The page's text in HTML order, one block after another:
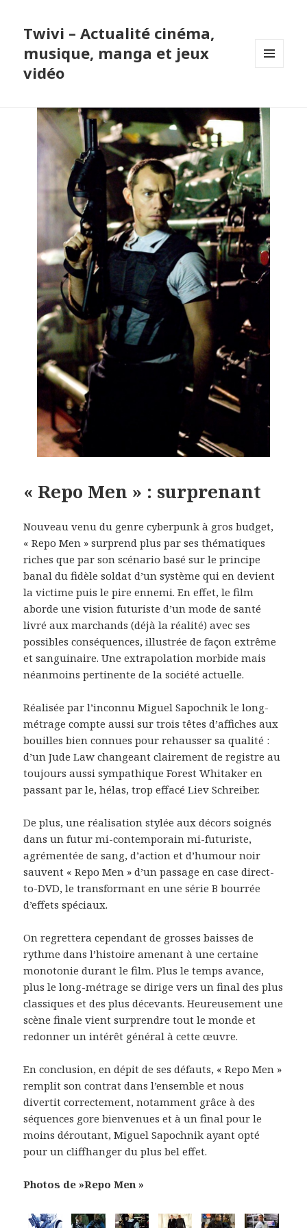
Twivi – Actualité cinéma,
musique, manga et jeux
vidéo
« Repo Men » : surprenant
Nouveau venu du genre cyberpunk à gros budget,
« Repo Men » surprend plus par ses thématiques
riches que par son scénario basé sur le principe
banal du fidèle soldat d’un système qui en devient
la victime puis le pire ennemi. En effet, le film
aborde une vision futuriste d’un mode de santé
livré aux marchands (déjà la réalité) avec ses
possibles conséquences, illustrée de façon extrême
et sanguinaire. Une extrapolation morbide mais
néanmoins pertinente de la société actuelle.
Réalisée par l’inconnu Miguel Sapochnik le long-
métrage compte aussi sur trois têtes d’affiches aux
bouilles bien connues pour rehausser sa qualité :
d’un Jude Law changeant clairement de registre au
toujours aussi sympathique Forest Whitaker en
passant par le, hélas, trop effacé Liev Schreiber.
De plus, une réalisation stylée aux décors soignés
dans un futur mi-contemporain mi-futuriste,
agrémentée de sang, d’action et d’humour noir
sauvent « Repo Men » d’un passage en case direct-
to-DVD, le transformant en une série B bourrée
d’effets spéciaux.
On regrettera cependant de grosses baisses de
rythme dans l’histoire amenant à une certaine
monotonie durant le film. Plus le temps avance,
plus le long-métrage se dirige vers un final des plus
classiques et des plus décevants. Heureusement une
scène finale vient surprendre tout le monde et
redonner un intérêt général à cette œuvre.
En conclusion, en dépit de ses défauts, « Repo Men »
remplit son contrat dans l’ensemble et nous
divertit correctement, notamment grâce à des
séquences gore bienvenues et à un final pour le
moins déroutant, Miguel Sapochnik ayant opté
pour un cliffhanger du plus bel effet.
Photos de »Repo Men »